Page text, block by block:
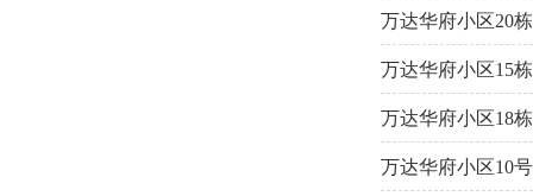
万达华府小区20
万达华府小区15
万达华府小区18
万达华府小区10